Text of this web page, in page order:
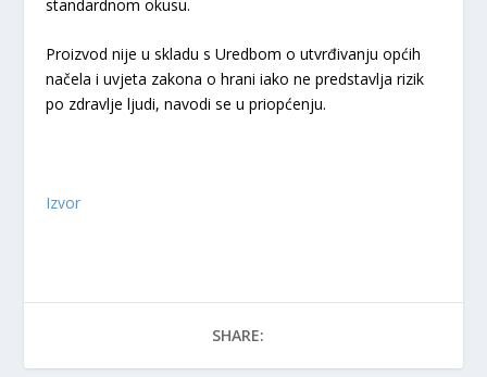
standardnom okusu.
Proizvod nije u skladu s Uredbom o utvrđivanju općih
načela i uvjeta zakona o hrani iako ne predstavlja rizik
po zdravlje ljudi, navodi se u priopćenju.
Izvor
SHARE: